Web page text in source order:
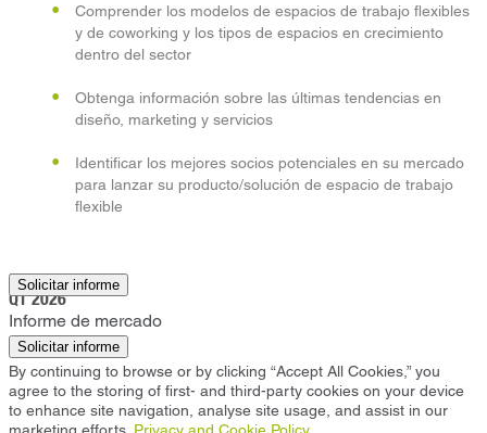
Comprender los modelos de espacios de trabajo flexibles
y de coworking y los tipos de espacios en crecimiento
dentro del sector
Obtenga información sobre las últimas tendencias en
diseño, marketing y servicios
Identificar los mejores socios potenciales en su mercado
para lanzar su producto/solución de espacio de trabajo
flexible
Solicitar informe
Miami
Q1 2026
Informe de mercado
Solicitar informe
By continuing to browse or by clicking “Accept All Cookies,” you
agree to the storing of first- and third-party cookies on your device
to enhance site navigation, analyse site usage, and assist in our
marketing efforts. Privacy and Cookie Policy